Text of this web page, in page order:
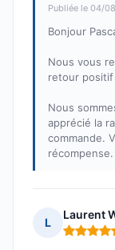
Publiée le 04/
Bonjour
Nous vous
retour positif
Nous
apprécié la
commande.
récompense.
L
Laurent
Note : 5